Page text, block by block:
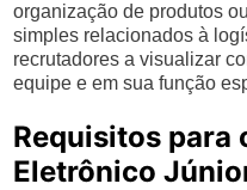
organização de produtos
simples relacionados à
recrutadores a visualizar
equipe e em sua função
Requisitos para
Eletrônico